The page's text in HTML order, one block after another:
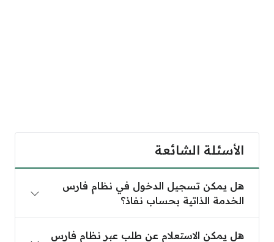
الأسئلة الشائعة
هل يمكن تسجيل الدخول في نظام فارس
الخدمة الذاتية بحساب نفاذ؟
هل يمكن الاستعلام عن طلب عبر نظام فارس